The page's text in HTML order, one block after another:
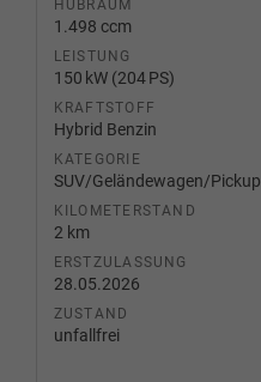
HUBRAUM
1.498 ccm
LEISTUNG
150 kW (204 PS)
KRAFTSTOFF
Hybrid Benzin
KATEGORIE
SUV/Geländewagen/Pickup
KILOMETERSTAND
2 km
ERSTZULASSUNG
28.05.2026
ZUSTAND
unfallfrei